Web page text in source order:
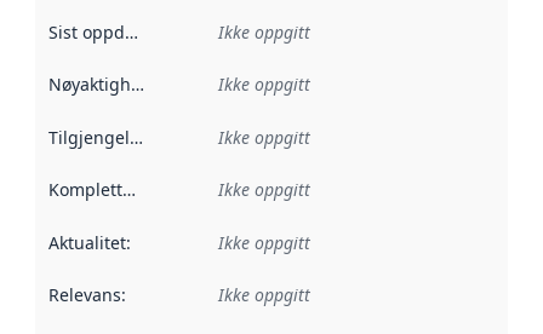
Sist oppdatert Ikke oppgitt
Nøyaktighet Ikke oppgitt
Tilgjengelighet Ikke oppgitt
Kompletthet Ikke oppgitt
Aktualitet: Ikke oppgitt
Relevans: Ikke oppgitt